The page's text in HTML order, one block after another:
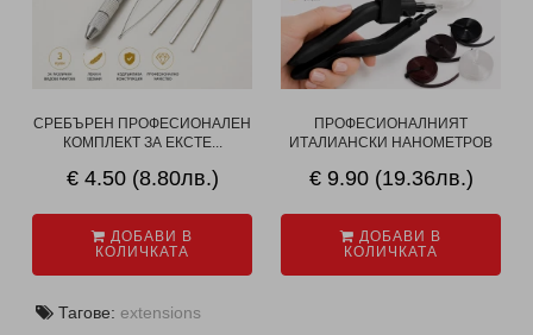
СРЕБЪРЕН ПРОФЕСИОНАЛЕН
КОМПЛЕКТ ЗА ЕКСТЕ...
€ 4.50 (8.80лв.)
ДОБАВИ В
КОЛИЧКАТА
ПРОФЕСИОНАЛНИЯТ
ИТАЛИАНСКИ НАНОМЕТРОВ
€ 9.90 (19.36лв.)
ДОБАВИ В
КОЛИЧКАТА
Тагове: extensions